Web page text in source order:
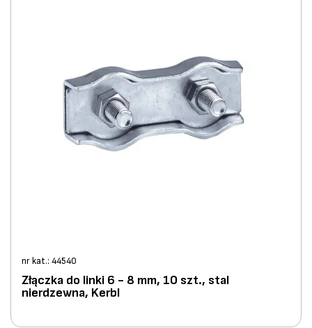
nr kat.: 44540
Złączka do linki 6 - 8 mm, 10 szt., stal
nierdzewna, Kerbl